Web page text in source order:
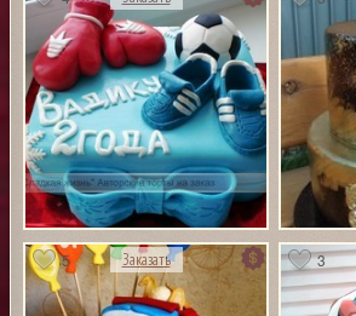
5 Заказать 3